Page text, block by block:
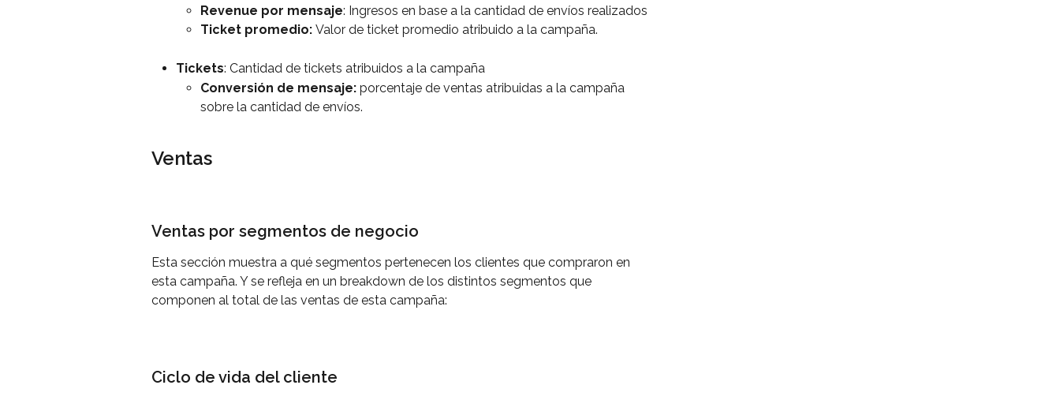
Revenue por mensaje: Ingresos en base a la cantidad de envíos realizados
Ticket promedio: Valor de ticket promedio atribuido a la campaña.
Tickets: Cantidad de tickets atribuidos a la campaña
Conversión de mensaje: porcentaje de ventas atribuidas a la campaña
sobre la cantidad de envíos.
Ventas
Ventas por segmentos de negocio
Esta sección muestra a qué segmentos pertenecen los clientes que compraron en
esta campaña. Y se refleja en un breakdown de los distintos segmentos que
componen al total de las ventas de esta campaña:
Ciclo de vida del cliente